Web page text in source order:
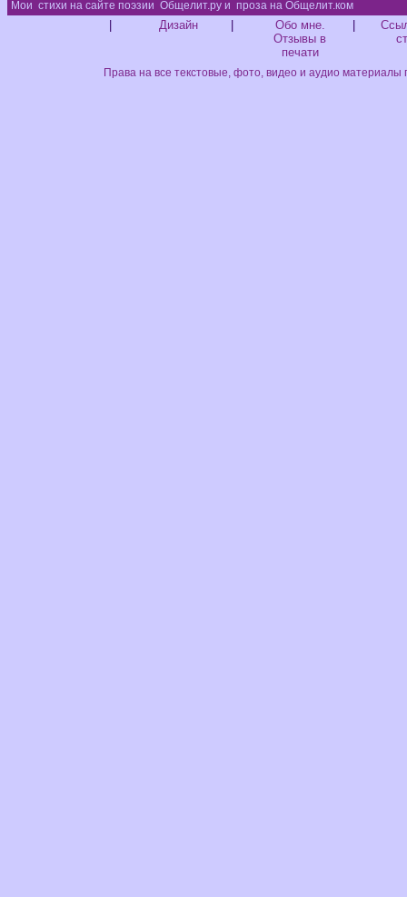
Мои стихи на сайте поэзии Общелит.ру и проза на Общелит.ком
Дизайн
Обо мне.
Отзывы в
печати
Права на все текстовые, фото, видео и аудио